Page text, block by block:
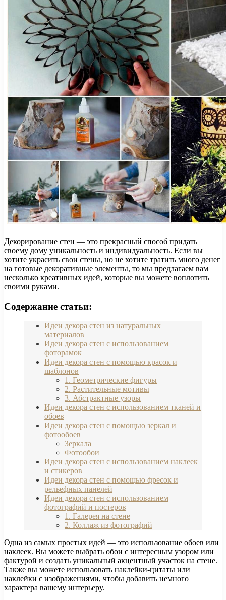
Декорирование стен — это прекрасный способ придать
своему дому уникальность и индивидуальность. Если вы
хотите украсить свои стены, но не хотите тратить много денег
на готовые декоративные элементы, то мы предлагаем вам
несколько креативных идей, которые вы можете воплотить
своими руками.
Содержание статьи:
Идеи декора стен из натуральных
материалов
Идеи декора стен с использованием
фоторамок
Идеи декора стен с помощью красок и
шаблонов
1. Геометрические фигуры
2. Растительные мотивы
3. Абстрактные узоры
Идеи декора стен с использованием тканей и
обоев
Идеи декора стен с помощью зеркал и
фотообоев
Зеркала
Фотообои
Идеи декора стен с использованием наклеек
и стикеров
Идеи декора стен с помощью фресок и
рельефных панелей
Идеи декора стен с использованием
фотографий и постеров
1. Галерея на стене
2. Коллаж из фотографий
Одна из самых простых идей — это использование обоев или
наклеек. Вы можете выбрать обои с интересным узором или
фактурой и создать уникальный акцентный участок на стене.
Также вы можете использовать наклейки-цитаты или
наклейки с изображениями, чтобы добавить немного
характера вашему интерьеру.